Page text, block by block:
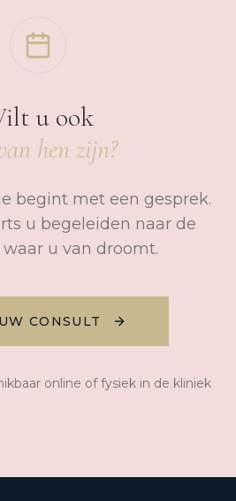
u ook
hen zijn?
begint met een gesprek.
u begeleiden naar de
u van droomt.
CONSULT
online of fysiek in de kliniek